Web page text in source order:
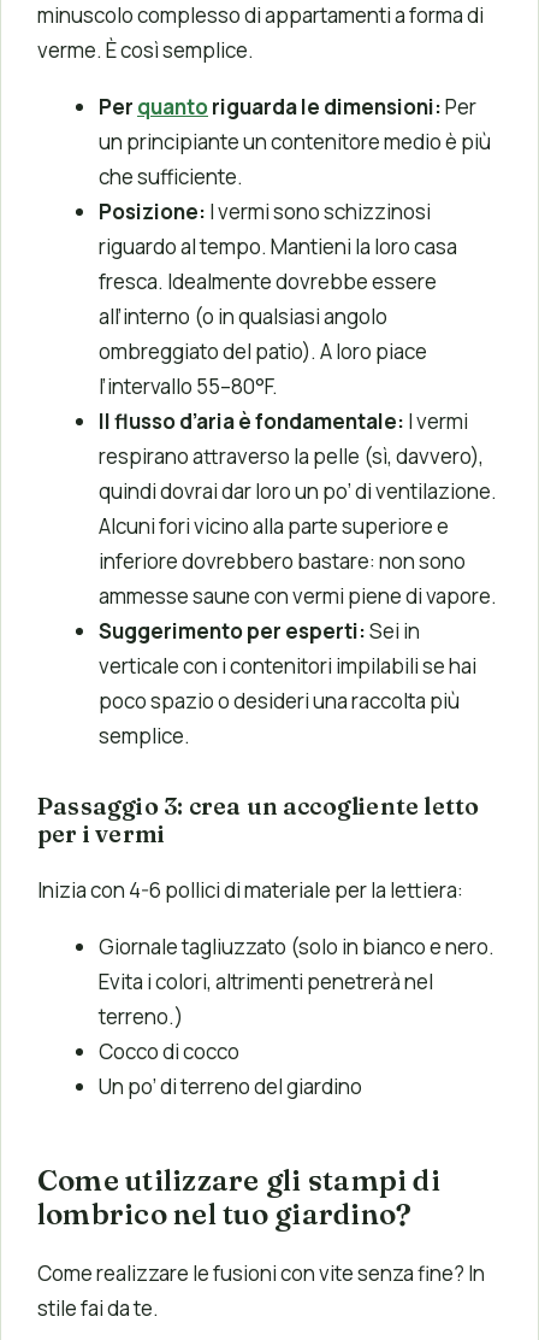
minuscolo complesso di appartamenti a forma di
verme. È così semplice.
Per quantoriguarda le dimensioni:Per
un principiante un contenitore medio è più
che sufficiente.
Posizione: I vermi sono schizzinosi
riguardo al tempo. Mantieni la loro casa
fresca. Idealmente dovrebbe essere
all’interno (o in qualsiasi angolo
ombreggiato del patio). A loro piace
l’intervallo 55–80°F.
Il flusso d’aria è fondamentale: I vermi
respirano attraverso la pelle (sì, davvero),
quindi dovrai dar loro un po’ di ventilazione.
Alcuni fori vicino alla parte superiore e
inferiore dovrebbero bastare: non sono
ammesse saune con vermi piene di vapore.
Suggerimento per esperti:Sei in
verticale con i contenitori impilabili se hai
poco spazio o desideri una raccolta più
semplice.
Passaggio 3: crea un accogliente letto
per i vermi
Inizia con 4-6 pollici di materiale per la lettiera:
Giornale tagliuzzato (solo in bianco e nero.
Evita i colori, altrimenti penetrerà nel
terreno.)
Cocco di cocco
Un po’ di terreno del giardino
Come utilizzare gli stampi di
lombrico nel tuo giardino?
Come realizzare le fusioni con vite senza fine? In
stile fai da te.